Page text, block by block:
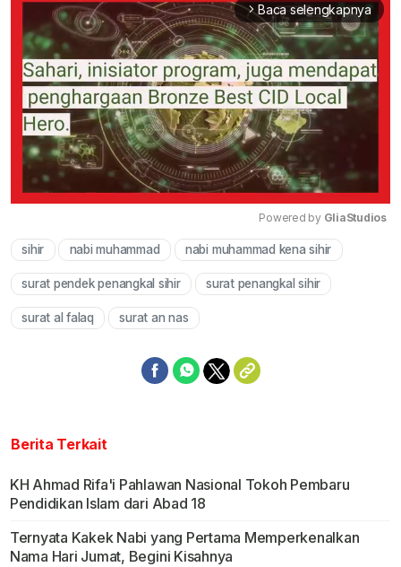
arrow_forward_ios Baca selengkapnya
Mute
Powered by GliaStudios
sihir nabi muhammad nabi muhammad kena sihir
surat pendek penangkal sihir surat penangkal sihir
surat al falaq surat an nas
Berita Terkait
KH Ahmad Rifa'i Pahlawan Nasional Tokoh Pembaru
Pendidikan Islam dari Abad 18
Ternyata Kakek Nabi yang Pertama Memperkenalkan
Nama Hari Jumat, Begini Kisahnya